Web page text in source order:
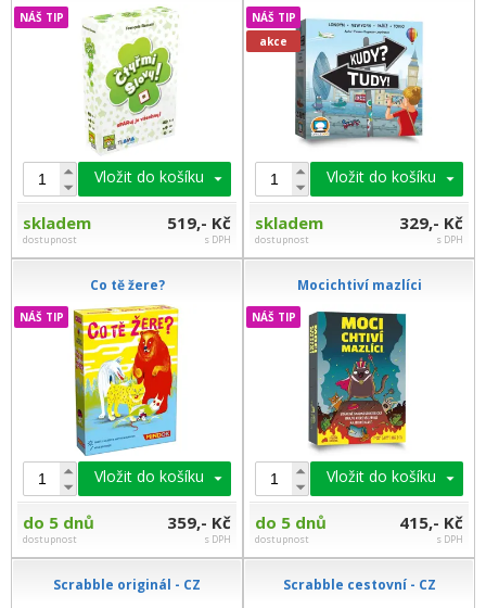
NÁŠ TIP
Vložit do košíku
skladem
dostupnost
519,- Kč
s DPH
NÁŠ TIP
akce
Vložit do košíku
skladem
dostupnost
329,- Kč
s DPH
Co tě žere?
NÁŠ TIP
Vložit do košíku
do 5 dnů
dostupnost
359,- Kč
s DPH
Mocichtiví mazlíci
NÁŠ TIP
Vložit do košíku
do 5 dnů
dostupnost
415,- Kč
s DPH
Scrabble originál - CZ Scrabble cestovní - CZ